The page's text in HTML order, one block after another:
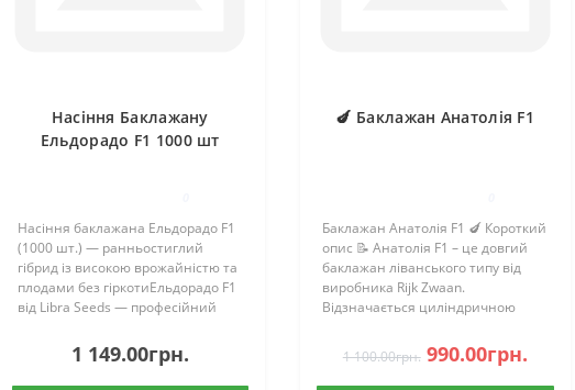
Насіння Баклажану
Ельдорадо F1 1000 шт
Насіння баклажана Ельдорадо F1
(1000 шт.) — ранньостиглий
гібрид із високою врожайністю та
плодами без гіркотиЕльдорадо F1
від Libra Seeds — професійний
який відзначається стабільною
врожайністю, вирівняними
плодами та..
1 149.00грн.
🍆 Баклажан Анатолія F1
Баклажан Анатолія F1 🍆 Короткий
опис 📝 Анатолія F1 – це довгий
баклажан ліванського типу від
виробника Rijk Zwaan.
Відзначається циліндричною
шкіркою та щільною м'якоттю.
Відсутність шипів на чашечці
спро..
1 100.00грн. 990.00грн.